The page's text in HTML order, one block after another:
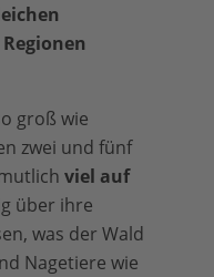
groß wie
zwei und fünf
viel auf
über ihre
was der Wald
Nagetiere wie